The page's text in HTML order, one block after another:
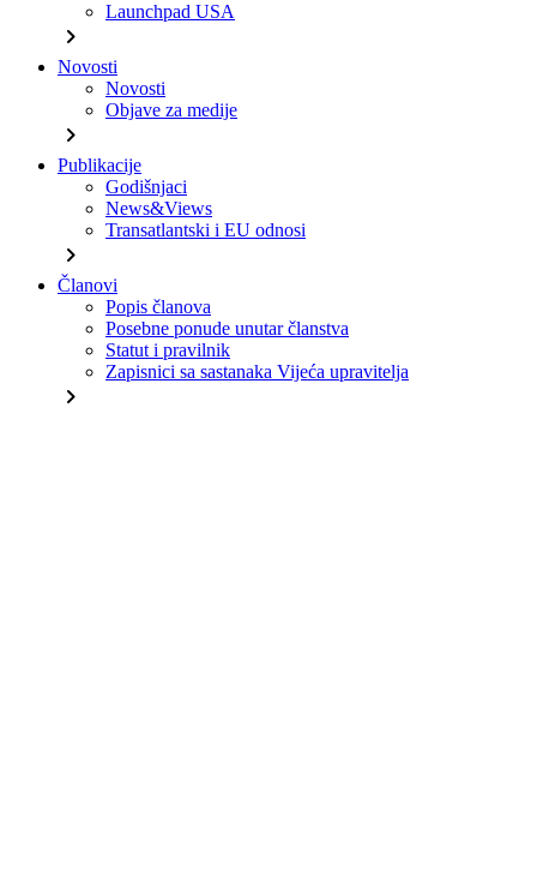
Launchpad USA
chevron_right
Novosti
Novosti
Objave za medije
chevron_right
Publikacije
Godišnjaci
News&Views
Transatlantski i EU odnosi
chevron_right
Članovi
Popis članova
Posebne ponude unutar članstva
Statut i pravilnik
Zapisnici sa sastanaka Vijeća upravitelja
chevron_right